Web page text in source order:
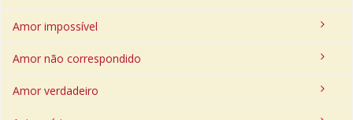
Amor impossível
Amor não correspondido
Amor verdadeiro